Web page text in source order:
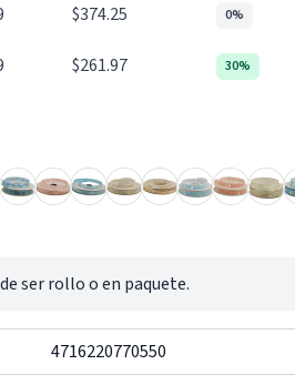
$374.25 0%
$261.97 30%
ser rollo o en paquete.
4716220770550